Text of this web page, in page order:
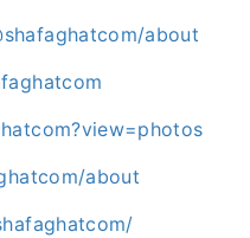
about
about